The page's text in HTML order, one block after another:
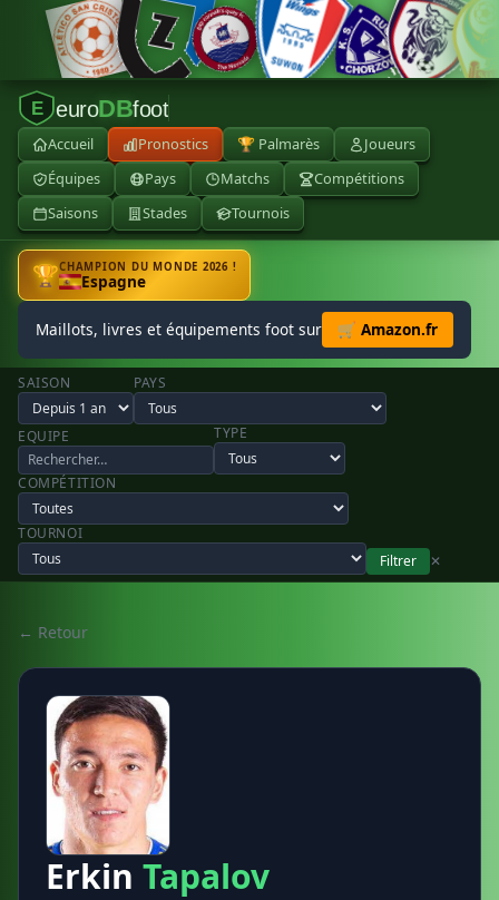
E euroDBfoot
Accueil Pronostics 🏆 Palmarès
Joueurs
Équipes
Pays Matchs
Compétitions
Saisons
Stades Tournois
🏆CHAMPION DU MONDE 2026 !
Espagne
Maillots, livres et équipements foot sur 🛒 Amazon.fr
SAISON PAYS
EQUIPE TYPE
COMPÉTITION
TOURNOI
Filtrer
✕
← Retour
Erkin Tapalov